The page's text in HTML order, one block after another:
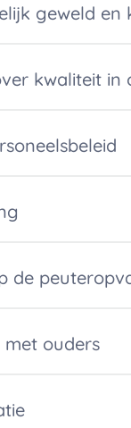
geweld en
kwaliteit in
de
met ouders